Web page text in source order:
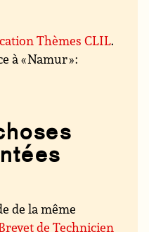
Thèmes CLIL.
à « Namur » :
de la même
de Technicien